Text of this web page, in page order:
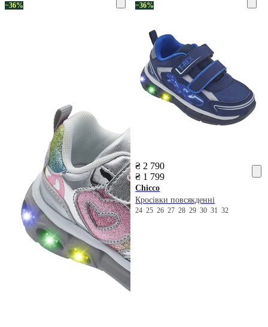
−36% −36%
₴ 2 790
₴ 1 799
Chicco
Кросівки повсякденні
242526272829303132